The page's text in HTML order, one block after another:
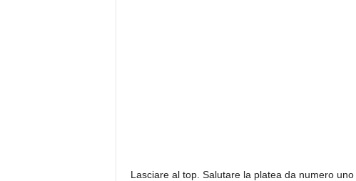
Lasciare al top. Salutare la platea da numero